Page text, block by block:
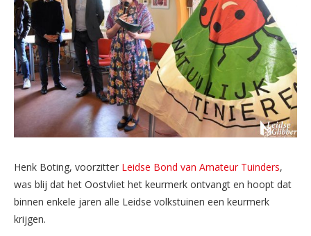
Henk Boting, voorzitter Leidse Bond van Amateur Tuinders,
was blij dat het Oostvliet het keurmerk ontvangt en hoopt dat
binnen enkele jaren alle Leidse volkstuinen een keurmerk
krijgen.